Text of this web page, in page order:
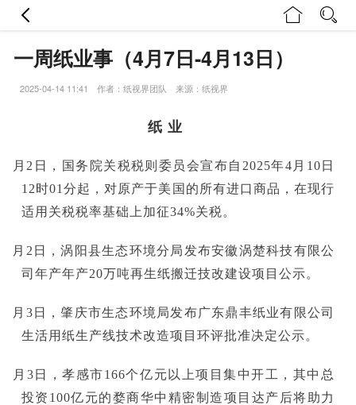
一周纸业事（4月7日-4月13日）
2025-04-14 11:41 作者：纸视界团队 来源：纸视界
纸 业
月2日，国务院关税税则委员会宣布自2025年4月10日
12时01分起，对原产于美国的所有进口商品，在现行
适用关税税率基础上加征34%关税。
月2日，涡阳县生态环境分局发布安徽涡楚科技有限公
司年产年产20万吨再生纸搬迁技改建设项目公示。
月3日，肇庆市生态环境局发布广东鼎丰纸业有限公司
生活用纸生产线技术改造项目环评批准决定公示。
月3日，孝感市166个亿元以上项目集中开工，其中总
投资100亿元的婺商华中精密制造项目达产后将助力